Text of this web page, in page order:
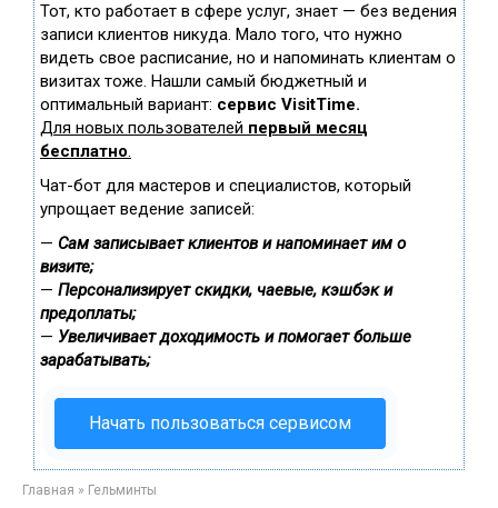
Тот, кто работает в сфере услуг, знает — без ведения
записи клиентов никуда. Мало того, что нужно
видеть свое расписание, но и напоминать клиентам о
визитах тоже. Нашли самый бюджетный и
оптимальный вариант: сервис VisitTime.
Для новых пользователей первый месяц
бесплатно.
Чат-бот для мастеров и специалистов, который
упрощает ведение записей:
— Сам записывает клиентов и напоминает им о
визите;
— Персонализирует скидки, чаевые, кэшбэк и
предоплаты;
— Увеличивает доходимость и помогает больше
зарабатывать;
Начать пользоваться сервисом
Главная » Гельминты